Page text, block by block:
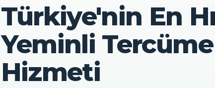
Türkiye'nin En
Yeminli Tercüme
Hizmeti